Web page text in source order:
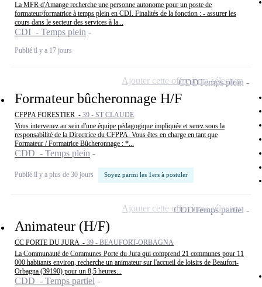
La MFR d'Amange recherche une personne autonome pour un poste de
formateur/formatrice à temps plein en CDI. Finalités de la fonction : - assurer les
cours dans le secteur des services à la...
CDI - Temps plein
Publié il y a 17 jours
Formateur bûcheronnage H/F
CFPPA FORESTIER - 39 - ST CLAUDE
Vous intervenez au sein d'une équipe pédagogique impliquée et serez sous la
responsabilité de la Directrice du CFPPA. Vous êtes en charge en tant que
Formateur / Formatrice Bûcheronnage : *...
CDD - Temps plein
Publié il y a plus de 30 jours Soyez parmi les 1ers à postuler
CDDTemps plein
Ajouter cette offre à ma sélection
Animateur (H/F)
CC PORTE DU JURA - 39 - BEAUFORT-ORBAGNA
La Communauté de Communes Porte du Jura qui comprend 21 communes pour 11
000 habitants environ, recherche un animateur sur l'accueil de loisirs de Beaufort-
Orbagna (39190) pour un 8,5 heures...
CDD - Temps partiel
CDDTemps partiel
Ajouter cette offre à ma sélection